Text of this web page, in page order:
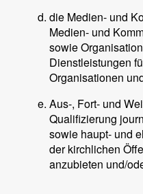
die Medien- und
Medien- und
sowie
Dienstleistungen
Organisationen
Aus-, Fort- und
Qualifizierung
sowie haupt- und
der kirchlichen
anzubieten und/